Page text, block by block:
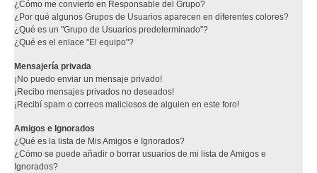
¿Cómo me convierto en Responsable del Grupo?
¿Por qué algunos Grupos de Usuarios aparecen en diferentes colores?
¿Qué es un "Grupo de Usuarios predeterminado"?
¿Qué es el enlace "El equipo"?
Mensajería privada
¡No puedo enviar un mensaje privado!
¡Recibo mensajes privados no deseados!
¡Recibí spam o correos maliciosos de alguien en este foro!
Amigos e Ignorados
¿Qué es la lista de Mis Amigos e Ignorados?
¿Cómo se puede añadir o borrar usuarios de mi lista de Amigos e
Ignorados?